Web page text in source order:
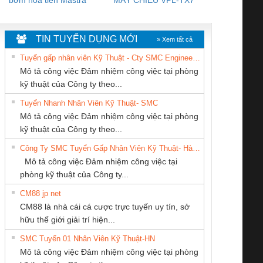
Le An Toàn
Contact
– PSR-
SCP-
FSP/2X1/1X2
sát chuỗi
tấm pin
16I+
(2502520000)
Bộ giám sát chuỗi
tấm pin
TRANSCLINIC 16I+
1K5 L (2433950000)
Bộ giám sát dòng
TRANSCLINIC 16I+
(2008130000)
Bộ chỉnh lưu nguồn
điện TRANSCLINIC
BKE 1K5.4
(7791400879)2. Giá
Nẹp nhôm chống
trơn Đà Nẵng
CÔNG TY CP TỰ
ĐỘNG TIẾN
HƯNG
CÔNG TY CỔ
PHẦN TỰ ĐỘNG
TIẾN HƯNG
CÔNG TY TNHH
VIỆT NAM
Công Ty TNHH
Thiết Bị Điện Nam
Quốc Thịnh
company LTD
Ba Miền
TIN TUYỂN DỤNG MỚI » Xem tất cả
Mô tả công việc Đảm nhiệm công việc tại phòng
kỹ thuật của Công ty theo...
Tuyển Nhanh Nhân Viên Kỹ Thuật- SMC
Mô tả công việc Đảm nhiệm công việc tại phòng
kỹ thuật của Công ty theo...
Mô tả công việc Đảm nhiệm công việc tại
phòng kỹ thuật của Công ty...
CM88 jp net
CM88 là nhà cái cá cược trực tuyến uy tín, sở
hữu thế giới giải trí hiện...
SMC Tuyển 01 Nhân Viên Kỹ Thuật-HN
Mô tả công việc Đảm nhiệm công việc tại phòng